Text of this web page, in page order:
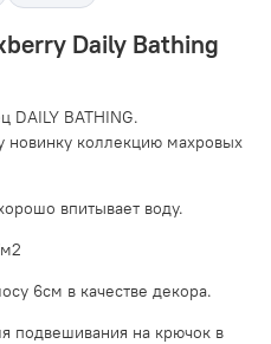
Daily Bathing
DAILY BATHING.
новинку коллекцию махровых
впитывает воду.
6см в качестве декора.
подвешивания на крючок в